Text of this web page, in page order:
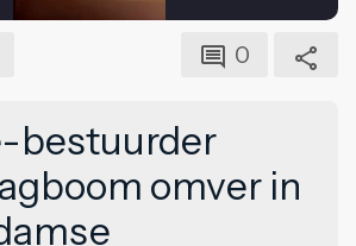
0
bestuurder
omver in